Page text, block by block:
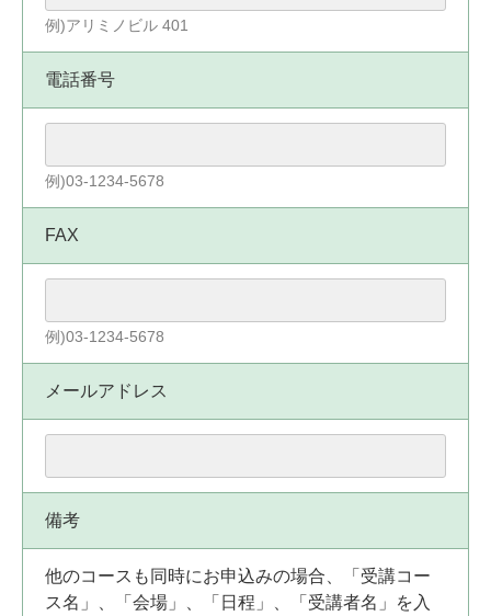
例)アリミノビル 401
電話番号
例)03-1234-5678
FAX
例)03-1234-5678
メールアドレス
備考
他のコースも同時にお申込みの場合、「受講コー
ス名」、「会場」、「日程」、「受講者名」を入